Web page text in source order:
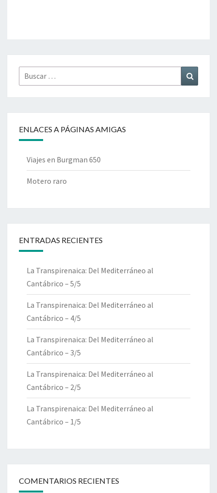
Buscar
por:
ENLACES A PÁGINAS AMIGAS
Viajes en Burgman 650
Motero raro
ENTRADAS RECIENTES
La Transpirenaica: Del Mediterráneo al
Cantábrico – 5/5
La Transpirenaica: Del Mediterráneo al
Cantábrico – 4/5
La Transpirenaica: Del Mediterráneo al
Cantábrico – 3/5
La Transpirenaica: Del Mediterráneo al
Cantábrico – 2/5
La Transpirenaica: Del Mediterráneo al
Cantábrico – 1/5
COMENTARIOS RECIENTES